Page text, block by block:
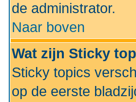
de administrator.
Naar boven
Wat zijn Sticky
Sticky topics
op de eerste